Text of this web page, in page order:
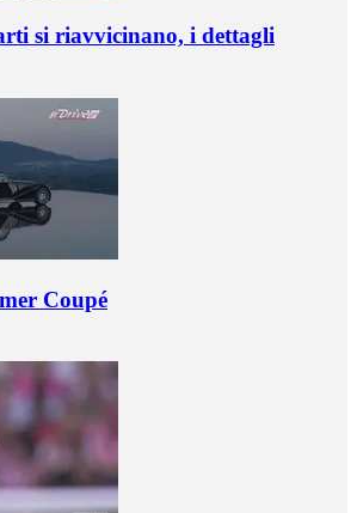
si riavvicinano, i dettagli
Coupé